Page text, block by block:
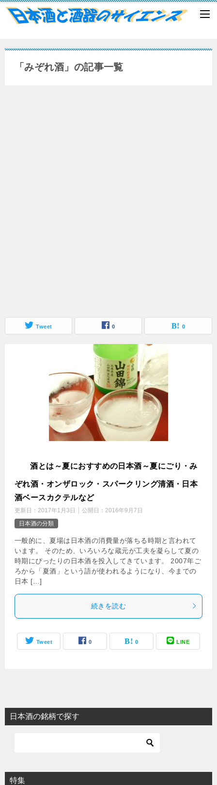
「みぞれ酒」の記事一覧
Tweet 0 0
夏酒とは～夏におすすめの日本酒～夏にごり・み
ぞれ酒・オンザロック・スパークリング清酒・日本
酒ベースカクテルなど
更新日： 2017年1月3日 公開日： 2016年9月7日
日本酒の分類
一般的に、夏場は日本酒の消費量が落ちる時期と言われて
います。 そのため、いろいろな蔵元が工夫を凝らして夏の
時期にぴったりの日本酒を投入してきています。 2007年ご
ろから「夏酒」という語が使われるようになり、今までの
日本 […]
続きを読む
Tweet 0 0 LINE
日本酒の銘柄で探す
特集